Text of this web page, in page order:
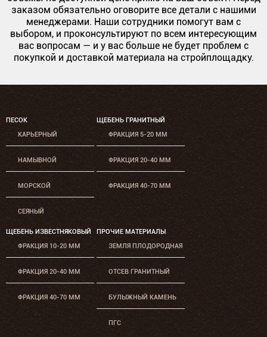
заказом обязательно оговорите все детали с нашими
менеджерами. Наши сотрудники помогут вам с
выбором, и проконсультируют по всем интересующим
вас вопросам — и у вас больше не будет проблем с
покупкой и доставкой материала на стройплощадку.
ПЕСОК
КАРЬЕРНЫЙ
НАМЫВНОЙ
МОРСКОЙ
СЕЯНЫЙ
ЩЕБЕНЬ ГРАНИТНЫЙ
ФРАКЦИЯ 5-20 ММ
ФРАКЦИЯ 20-40 ММ
ФРАКЦИЯ 40-70 ММ
ЩЕБЕНЬ ИЗВЕСТНЯКОВЫЙ
ФРАКЦИЯ 10-20 ММ
ФРАКЦИЯ 20-40 ММ
ФРАКЦИЯ 40-70 ММ
ПРОЧИЕ МАТЕРИАЛЫ
ЗЕМЛЯ ПЛОДОРОДНАЯ
ОТСЕВ ГРАНИТНЫЙ
БУЛЫЖНЫЙ КАМЕНЬ
ПГС